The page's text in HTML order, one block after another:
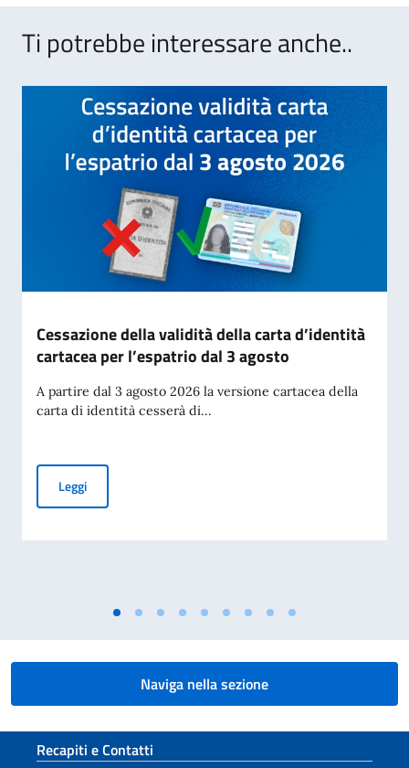
Ti potrebbe interessare anche..
Cessazione della validità della carta d’identità
cartacea per l’espatrio dal 3 agosto
A partire dal 3 agosto 2026 la versione cartacea della
carta di identità cesserà di...
LeggiCessazione della validità della carta d’identità cartacea
Naviga nella sezione
Sezione footer
Recapiti e Contatti